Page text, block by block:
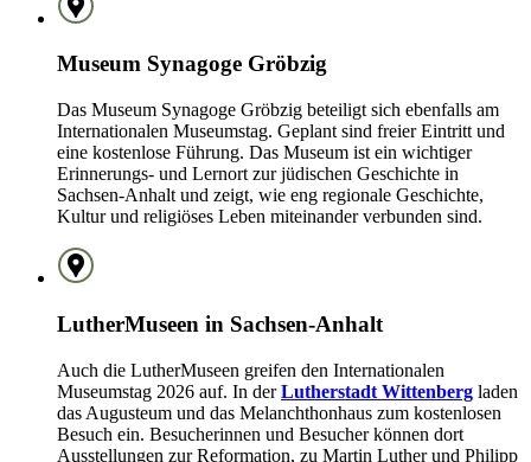
Museum Synagoge Gröbzig
Das Museum Synagoge Gröbzig beteiligt sich ebenfalls am
Internationalen Museumstag. Geplant sind freier Eintritt und
eine kostenlose Führung. Das Museum ist ein wichtiger
Erinnerungs- und Lernort zur jüdischen Geschichte in
Sachsen-Anhalt und zeigt, wie eng regionale Geschichte,
Kultur und religiöses Leben miteinander verbunden sind.
LutherMuseen in Sachsen-Anhalt
Auch die LutherMuseen greifen den Internationalen
Museumstag 2026 auf. In derLutherstadt Wittenberg laden
das Augusteum und das Melanchthonhaus zum kostenlosen
Besuch ein. Besucherinnen und Besucher können dort
Ausstellungen zur Reformation, zu Martin Luther und Philipp